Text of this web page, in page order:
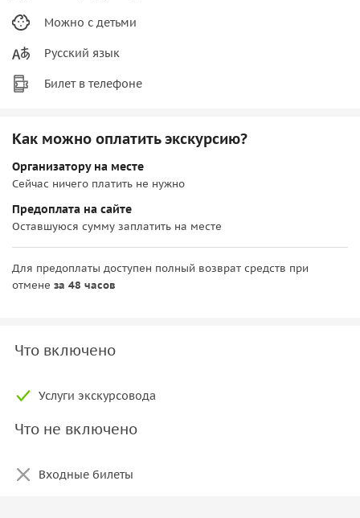
Можно с детьми
Русский язык
Билет в телефоне
Как можно оплатить экскурсию?
Организатору на месте
Сейчас ничего платить не нужно
Предоплата на сайте
Оставшуюся сумму заплатить на месте
Для предоплаты доступен полный возврат средств при
отмене за 48 часов
Что включено
Услуги экскурсовода
Что не включено
Входные билеты